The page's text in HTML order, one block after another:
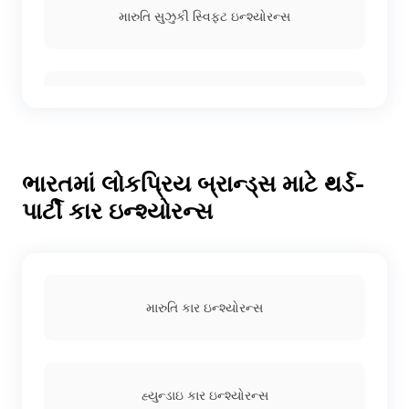
મારુતિ સુઝુકી સ્વિફ્ટ ઇન્શ્યોરન્સ
મારુતિ સુઝુકી વિટારા બ્રેઝા ઇન્શ્યોરન્સ
ભારતમાં લોકપ્રિય બ્રાન્ડ્સ માટે થર્ડ-
પાર્ટી કાર ઇન્શ્યોરન્સ
મારુતિ કાર ઇન્શ્યોરન્સ
હ્યુન્ડાઇ કાર ઇન્શ્યોરન્સ